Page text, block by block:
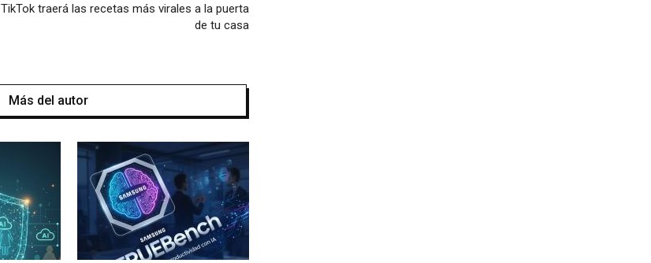
TikTok traerá las recetas más virales a la puerta
de tu casa
Más del autor